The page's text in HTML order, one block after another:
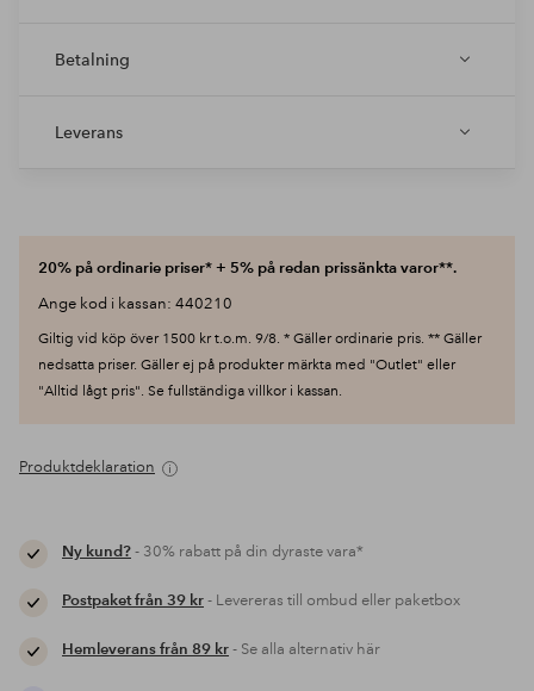
Betalning
Leverans
20% på ordinarie priser* + 5% på redan prissänkta varor**.
Ange kod i kassan: 440210
Giltig vid köp över 1500 kr t.o.m. 9/8. * Gäller ordinarie pris. ** Gäller
nedsatta priser. Gäller ej på produkter märkta med "Outlet" eller
"Alltid lågt pris". Se fullständiga villkor i kassan.
Produktdeklaration
Ny kund?- 30% rabatt på din dyraste vara*
Postpaket från 39 kr- Levereras till ombud eller paketbox
Hemleverans från 89 kr- Se alla alternativ här